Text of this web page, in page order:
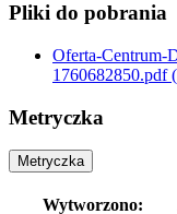
Pliki do pobrania
Oferta-Centrum-
1760682850.pdf
Metryczka
Metryczka
Wytworzono: